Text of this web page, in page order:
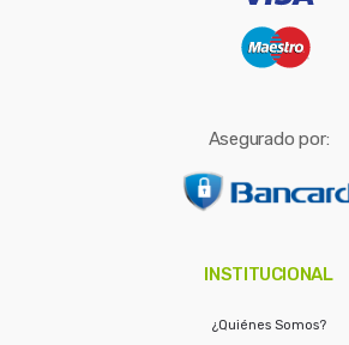
Asegurado por:
INSTITUCIONAL
¿Quiénes Somos?